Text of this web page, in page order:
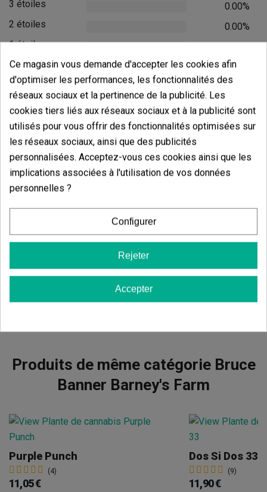
3 étoiles
0.00%
2 étoiles
0.00%
1 étoiles
Écrivez votre commentaire
4.67de5
3 Valorisations globales
Trier par:
Commentaires sur
Barney's Farm
Il n'y a pas d'avis dans votre langue, vérifiez-les tous en
cliquant sur « avis dans d'autres langues ».
Afficher les commentaires dans d’autres langues
Produits de même catégorie Bruce
Banner Barney's Farm
Purple Punch
(4)
11,05 €
Dos Si Dos 33
(9)
11,90 €
Ce magasin vous demande d'accepter les cookies afin
d'optimiser les performances, les fonctionnalités des
réseaux sociaux et la pertinence de la publicité. Les
cookies tiers liés aux réseaux sociaux et à la publicité sont
utilisés pour vous offrir des fonctionnalités optimisées sur
les réseaux sociaux, ainsi que des publicités
personnalisées. Acceptez-vous ces cookies ainsi que les
implications associées à l'utilisation de vos données
personnelles ?
Configurer
Rejeter
Accepter